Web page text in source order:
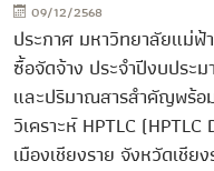
09/12/2568
ประกาศ มหาวิทยาลัยแม่ฟ้
ซื้อจัดจ้าง ประจำปีงบประ
และปริมาณสารสำคัญพร้
วิเคราะห์ HPTLC
เมืองเชียงราย จังหวัดเชียง